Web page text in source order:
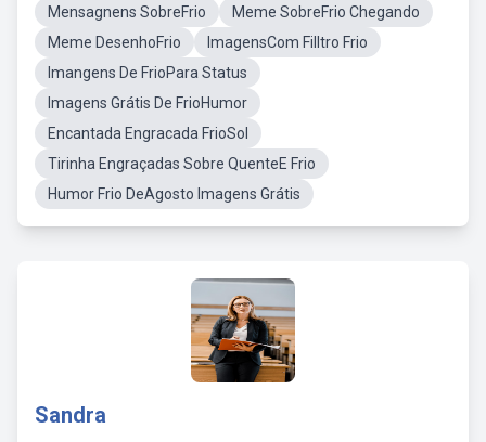
Mensagnens SobreFrio
Meme SobreFrio Chegando
Meme DesenhoFrio
ImagensCom Filltro Frio
Imangens De FrioPara Status
Imagens Grátis De FrioHumor
Encantada Engracada FrioSol
Tirinha Engraçadas Sobre QuenteE Frio
Humor Frio DeAgosto Imagens Grátis
Sandra